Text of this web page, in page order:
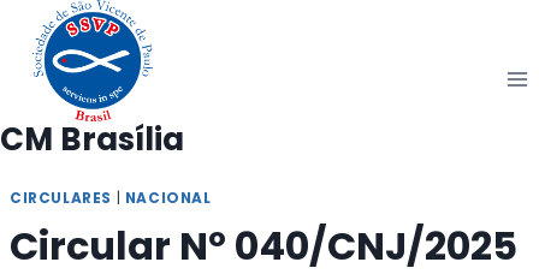
Pular
para
Conteúdo
CM Brasília
CIRCULARES NACIONAL
Circular Nº 040/CNJ/2025